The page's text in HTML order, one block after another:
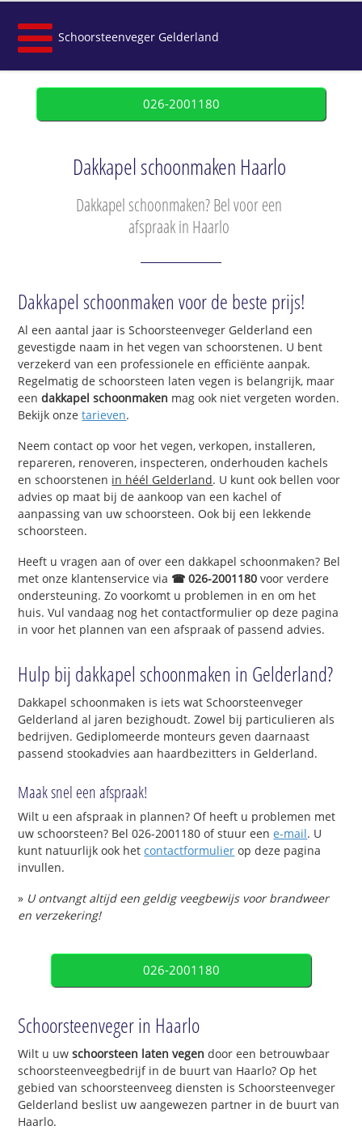
Schoorsteenveger Gelderland
026-2001180
Dakkapel schoonmaken Haarlo
Dakkapel schoonmaken? Bel voor een
afspraak in Haarlo
Dakkapel schoonmaken voor de beste prijs!
Al een aantal jaar is Schoorsteenveger Gelderland een
gevestigde naam in het vegen van schoorstenen. U bent
verzekerd van een professionele en efficiënte aanpak.
Regelmatig de schoorsteen laten vegen is belangrijk, maar
eendakkapel schoonmaken mag ook niet vergeten worden.
Bekijk onzetarieven.
Neem contact op voor het vegen, verkopen, installeren,
repareren, renoveren, inspecteren, onderhouden kachels
en schoorstenen in héél Gelderland. U kunt ook bellen voor
advies op maat bij de aankoop van een kachel of
aanpassing van uw schoorsteen. Ook bij een lekkende
schoorsteen.
Heeft u vragen aan of over een dakkapel schoonmaken? Bel
met onze klantenservice via ☎ 026-2001180 voor verdere
ondersteuning. Zo voorkomt u problemen in en om het
huis. Vul vandaag nog het contactformulier op deze pagina
in voor het plannen van een afspraak of passend advies.
Hulp bij dakkapel schoonmaken in Gelderland?
Dakkapel schoonmaken is iets wat Schoorsteenveger
Gelderland al jaren bezighoudt. Zowel bij particulieren als
bedrijven. Gediplomeerde monteurs geven daarnaast
passend stookadvies aan haardbezitters in Gelderland.
Maak snel een afspraak!
Wilt u een afspraak in plannen? Of heeft u problemen met
uw schoorsteen? Bel 026-2001180 of stuur eene-mail. U
kunt natuurlijk ook hetcontactformulier op deze pagina
invullen.
» U ontvangt altijd een geldig veegbewijs voor brandweer
en verzekering!
026-2001180
Schoorsteenveger in Haarlo
Wilt u uwschoorsteen laten vegen door een betrouwbaar
schoorsteenveegbedrijf in de buurt van Haarlo? Op het
gebied van schoorsteenveeg diensten is Schoorsteenveger
Gelderland beslist uw aangewezen partner in de buurt van
Haarlo.